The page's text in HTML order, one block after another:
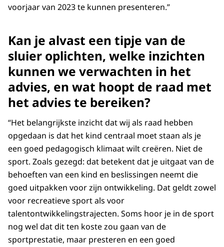
voorjaar van 2023 te kunnen presenteren.”
Kan je alvast een tipje van de
sluier oplichten, welke inzichten
kunnen we verwachten in het
advies, en wat hoopt de raad met
het advies te bereiken?
“Het belangrijkste inzicht dat wij als raad hebben
opgedaan is dat het kind centraal moet staan als je
een goed pedagogisch klimaat wilt creëren. Niet de
sport. Zoals gezegd: dat betekent dat je uitgaat van de
behoeften van een kind en beslissingen neemt die
goed uitpakken voor zijn ontwikkeling. Dat geldt zowel
voor recreatieve sport als voor
talentontwikkelingstrajecten. Soms hoor je in de sport
nog wel dat dit ten koste zou gaan van de
sportprestatie, maar presteren en een goed